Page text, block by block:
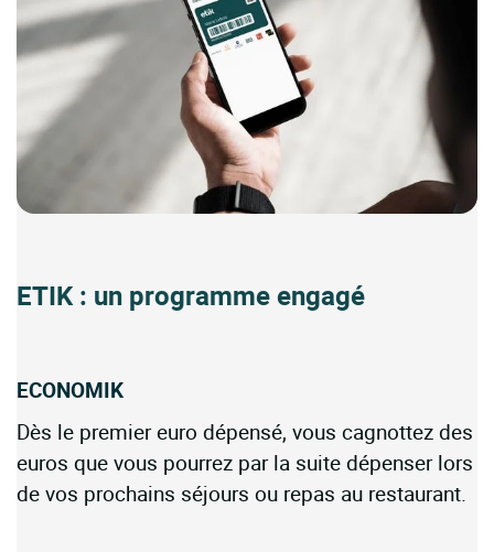
ETIK : un programme engagé
ECONOMIK
Dès le premier euro dépensé, vous cagnottez des
euros que vous pourrez par la suite dépenser lors
de vos prochains séjours ou repas au restaurant.